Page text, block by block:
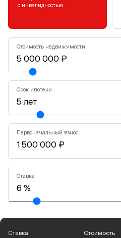
с инвалидностью.
Стоимость недвижимости
Срок ипотеки
Первоначальный взнос
Ставка
Ставка Стоимость